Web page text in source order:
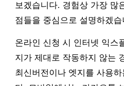
보겠습니다. 경험상 가장 많
점들을 중심으로 설명하겠습
온라인 신청 시 인터넷 익스
지가 제대로 작동하지 않는
최신버전이나 엣지를 사용